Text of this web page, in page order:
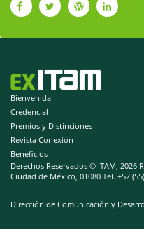
Bienvenida
Credencial
Premios y Distinciones
Revista Conexión
Beneficios
Derechos Reservados © ITAM, 2026
Ciudad de México, 01080 Tel. +52
Dirección de Comunicación y